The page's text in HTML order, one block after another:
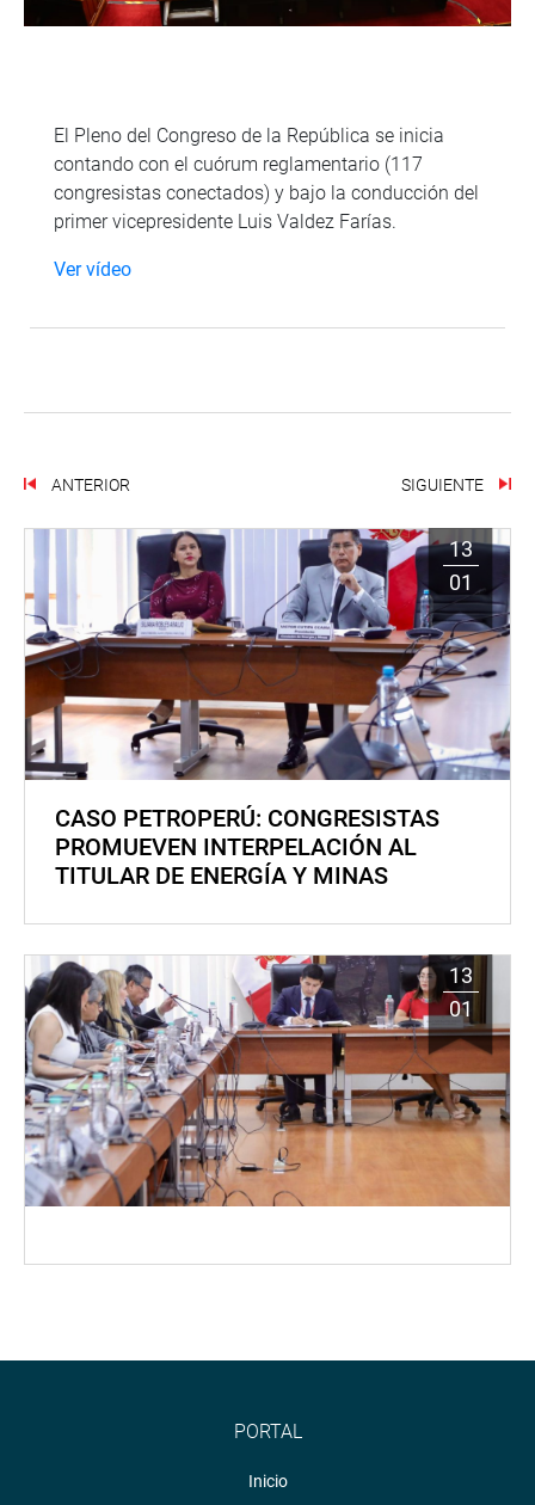
El Pleno del Congreso de la República se inicia
contando con el cuórum reglamentario (117
congresistas conectados) y bajo la conducción del
primer vicepresidente Luis Valdez Farías.
Ver vídeo
ANTERIOR SIGUIENTE
13
01
CASO PETROPERÚ: CONGRESISTAS
PROMUEVEN INTERPELACIÓN AL
TITULAR DE ENERGÍA Y MINAS
13
01
PORTAL
Inicio